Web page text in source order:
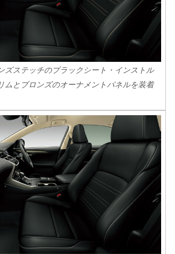
ステッチのブラックシート・インストル
ムとブロンズのオーナメントパネルを装着